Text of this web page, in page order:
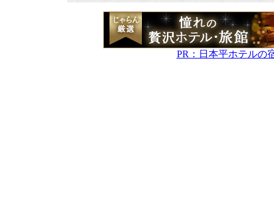
PR：日本平ホテルの